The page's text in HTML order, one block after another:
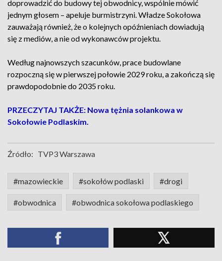
doprowadzić do budowy tej obwodnicy, wspólnie mówić
jednym głosem – apeluje burmistrzyni. Władze Sokołowa
zauważają również, że o kolejnych opóźnieniach dowiadują
się z mediów, a nie od wykonawców projektu.
Według najnowszych szacunków, prace budowlane
rozpoczną się w pierwszej połowie 2029 roku, a zakończą się
prawdopodobnie do 2035 roku.
PRZECZYTAJ TAKŻE: Nowa tężnia solankowa w
Sokołowie Podlaskim.
Źródło: TVP3 Warszawa
#mazowieckie #sokołów podlaski #drogi
#obwodnica #obwodnica sokołowa podlaskiego